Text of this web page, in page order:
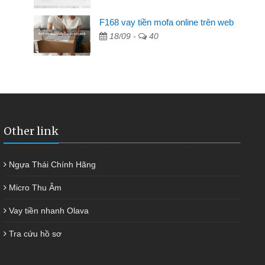
hàng không ai cho vay. Trong khi
việc riêng, trong 1-2 ngày tôi trả
giúp tôi kịp thời và nhanh chóng
F168 vay tiền mofa online trên web
18/09 - 40
Other link
Ngựa Thái Chính Hãng
Micro Thu Âm
Vay tiền nhanh Olava
Tra cứu hồ sơ